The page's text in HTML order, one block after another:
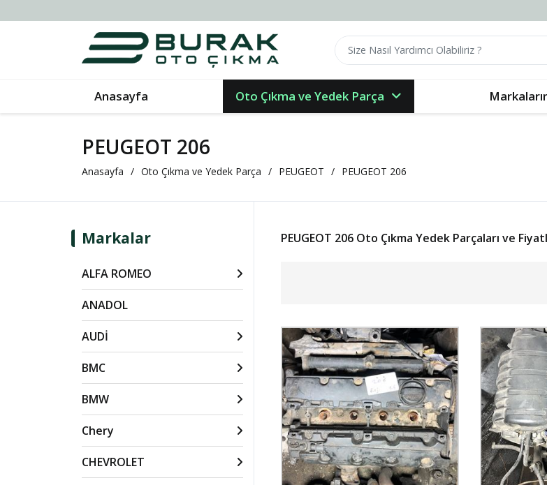
İLAN
Anasayfa Oto Çıkma ve Yedek Parça
PEUGEOT 206
Anasayfa Oto Çıkma ve Yedek Parça PEUGEOT PEUGEOT 206
Markalar
ALFA ROMEO
ANADOL
AUDİ
BMC
BMW
Chery
CHEVROLET
PEUGEOT 206 Oto Çıkma Yedek Parçaları ve